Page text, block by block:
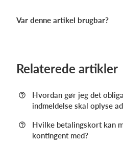
Var denne artikel brugbar?
Relaterede artikler
Hvordan gør jeg det
indmeldelse skal oplyse
Hvilke betalingskort kan
kontingent med?